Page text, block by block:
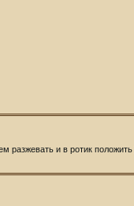
разжевать и в ротик